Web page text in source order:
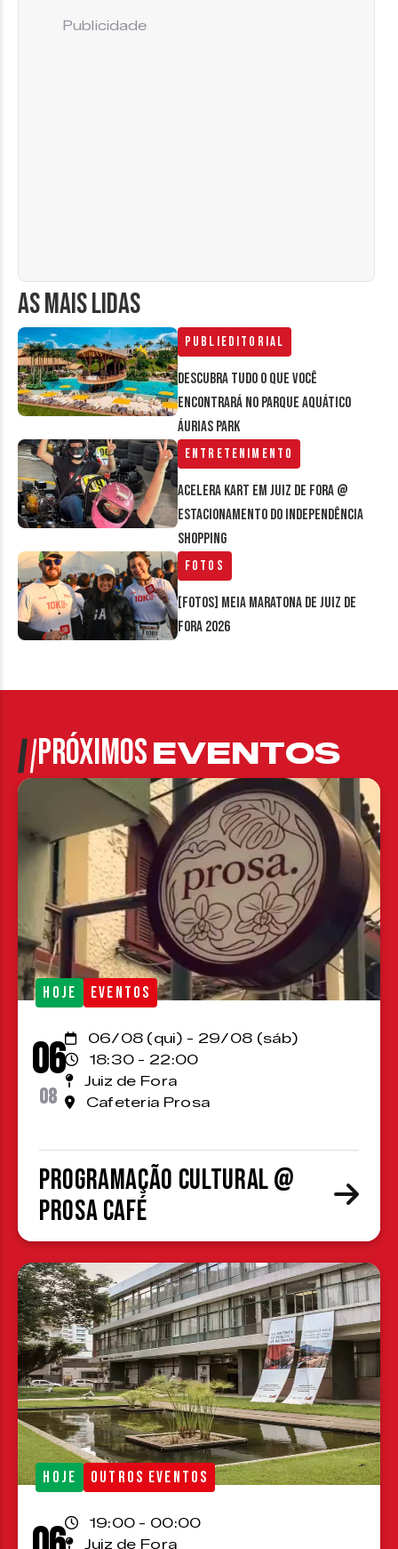
AS MAIS LIDAS
Publieditorial
Descubra tudo o que você
encontrará no parque aquático
Áurias Park
Entretenimento
Acelera Kart em Juiz de Fora @
estacionamento do Independência
Shopping
Fotos
[FOTOS] Meia Maratona de Juiz de
Fora 2026
Publicidade
PRÓXIMOSEVENTOS
HOJE EVENTOS
06
08
06/08 (qui) - 29/08 (sáb)
18:30 - 22:00
Juiz de Fora
Cafeteria Prosa
Programação cultural @
Prosa Café
HOJE OUTROS EVENTOS
19:00 - 00:00
Juiz de Fora